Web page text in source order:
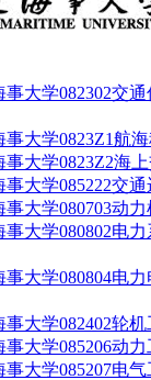
事大学082302交
事大学0823Z1航
事大学0823Z2海
事大学085222交
事大学080703动
事大学080802电
事大学080804电
事大学082402轮
事大学085206动
事大学085207电